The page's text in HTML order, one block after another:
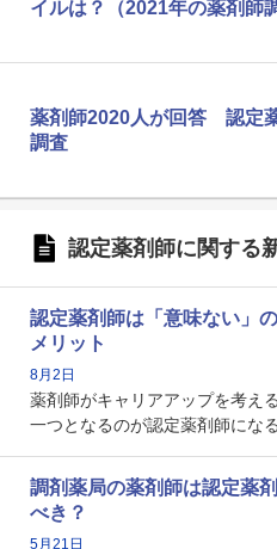
イルは？（2021年の薬剤師
薬剤師2020人が回答 認定
調査
認定薬剤師に関する
認定薬剤師は「意味ない」
メリット
8月2日
薬剤師がキャリアアップを考え
一つとなるのが認定薬剤師にな
という声を聞いたことがあるか
本記事では、認定薬剤師が「意
れる理由や、取得するメリット
調剤薬局の薬剤師は認定薬
べき？
5月21日